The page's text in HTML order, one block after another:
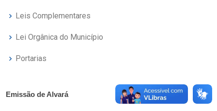
Leis Complementares
Lei Orgânica do Município
Portarias
Emissão de Alvará